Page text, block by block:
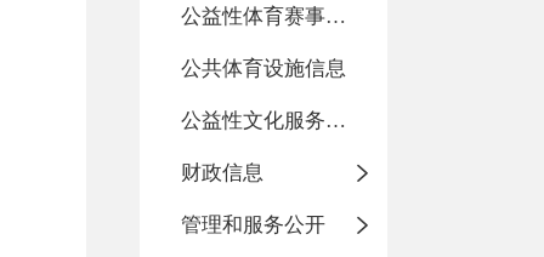
公益性体育赛事活动
公共体育设施信息
公益性文化服务活动
财政信息
管理和服务公开